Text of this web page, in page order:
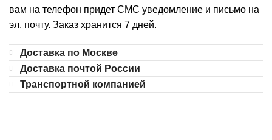
вам на телефон придет СМС уведомление и письмо на
эл. почту. Заказ хранится 7 дней.
Доставка по Москве
Доставка почтой России
Транспортной компанией